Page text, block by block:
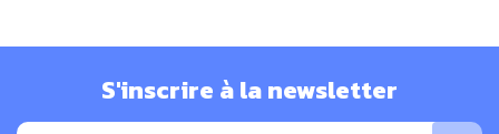
blindés,interrupteurs automatiques de champ IAC,
rallonges et multiprises blindées
filtres secteur
S'inscrire à la newsletter